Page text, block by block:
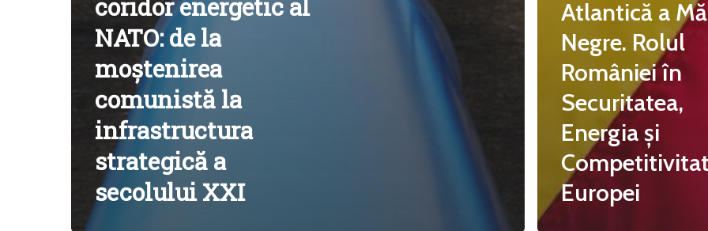
coridor energetic al
NATO: de la
moștenirea
comunistă la
infrastructura
strategică a
secolului XXI
Atlantică a
Negre. Rolul
României în
Securitatea,
Energia și
Europei